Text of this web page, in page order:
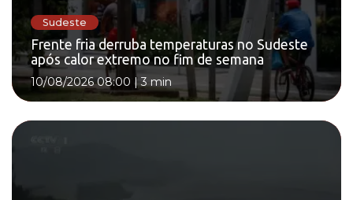
Sudeste
Frente fria derruba temperaturas no Sudeste
após calor extremo no fim de semana
10/08/2026 08:00 |3 min